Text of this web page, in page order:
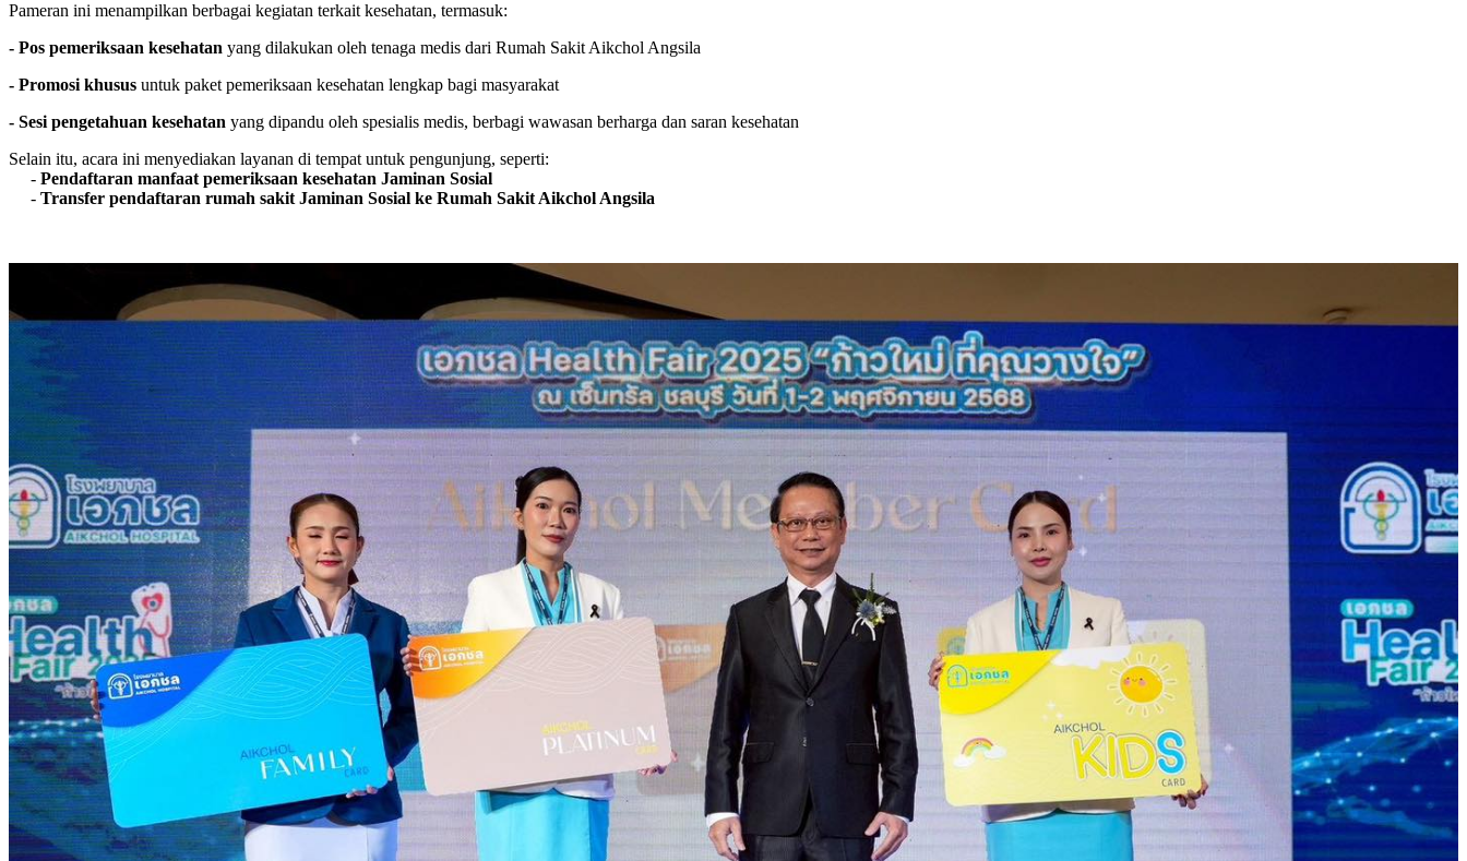
Pameran ini menampilkan berbagai kegiatan terkait kesehatan, termasuk:
- Pos pemeriksaan kesehatan yang dilakukan oleh tenaga medis dari Rumah Sakit Aikchol Angsila
- Promosi khusus untuk paket pemeriksaan kesehatan lengkap bagi masyarakat
- Sesi pengetahuan kesehatan yang dipandu oleh spesialis medis, berbagi wawasan berharga dan saran kesehatan
Selain itu, acara ini menyediakan layanan di tempat untuk pengunjung, seperti:
- Pendaftaran manfaat pemeriksaan kesehatan Jaminan Sosial
- Transfer pendaftaran rumah sakit Jaminan Sosial ke Rumah Sakit Aikchol Angsila